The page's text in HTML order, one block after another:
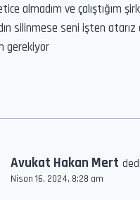
almadım ve çalıştığım
silinmese seni işten
gerekiyor
Avukat Hakan Mert
Nisan 16, 2024, 8:28 am